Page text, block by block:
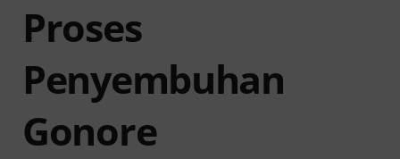
Proses
Penyembuhan
Gonore